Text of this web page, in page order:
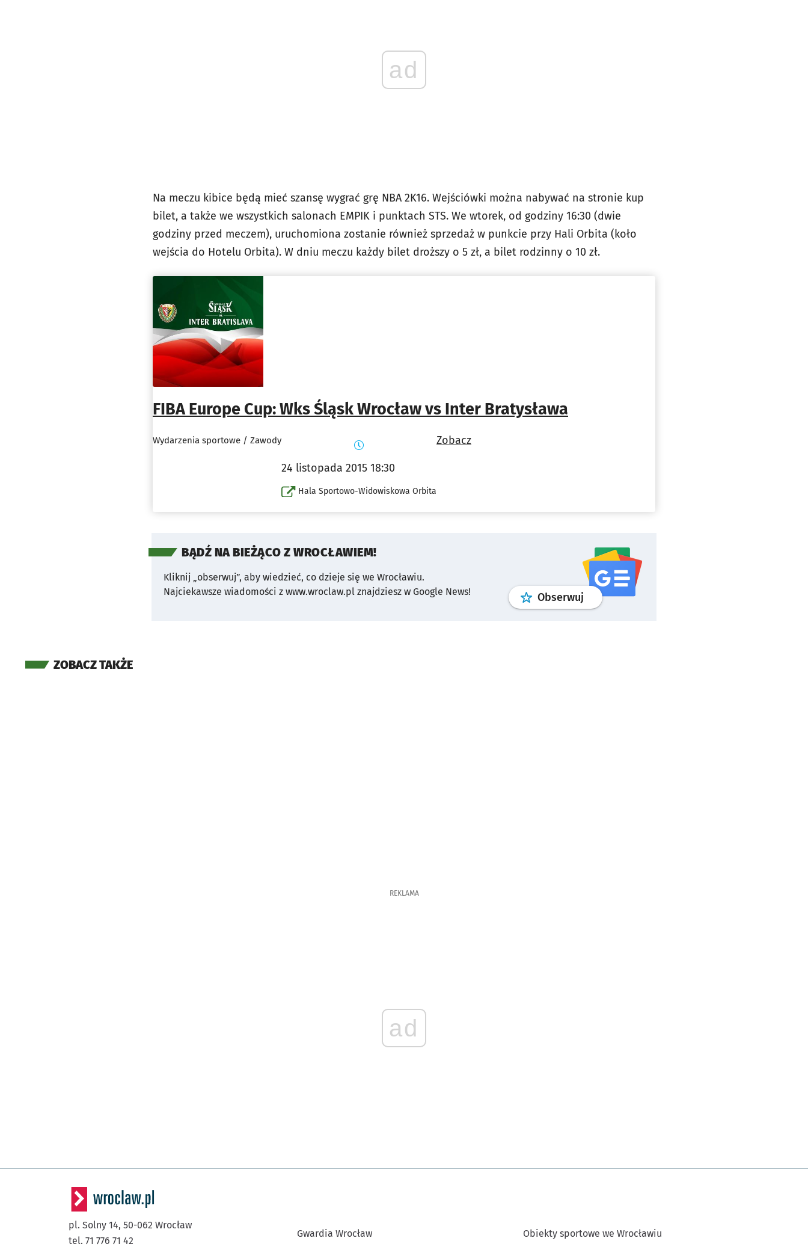
ad
Na meczu kibice będą mieć szansę wygrać grę NBA 2K16. Wejściówki można nabywać na stronie kup
bilet, a także we wszystkich salonach EMPIK i punktach STS. We wtorek, od godziny 16:30 (dwie
godziny przed meczem), uruchomiona zostanie również sprzedaż w punkcie przy Hali Orbita (koło
wejścia do Hotelu Orbita). W dniu meczu każdy bilet droższy o 5 zł, a bilet rodzinny o 10 zł.
FIBA Europe Cup: Wks Śląsk Wrocław vs Inter Bratysława
Wydarzenia sportowe / Zawody
24 listopada 2015 18:30
Hala Sportowo-Widowiskowa Orbita
Zobacz
BĄDŹ NA BIEŻĄCO Z WROCŁAWIEM!
Kliknij „obserwuj”, aby wiedzieć, co dzieje się we Wrocławiu.
Najciekawsze wiadomości z www.wroclaw.pl znajdziesz w Google News!
Obserwuj profilgoogle news
ZOBACZ TAKŻE
REKLAMA
ad
pl. Solny 14, 50-062 Wrocław
tel. 71 776 71 42
Gwardia Wrocław Obiekty sportowe we Wrocławiu